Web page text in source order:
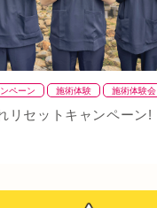
ペーン 施術体験 施術体験会
リセットキャンペーン!